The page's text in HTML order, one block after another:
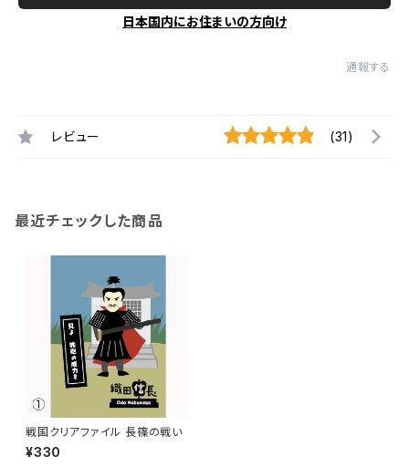
日本国内にお住まいの方向け
通報する
レビュー (31)
最近チェックした商品
戦国クリアファイル 長篠の戦い
¥330